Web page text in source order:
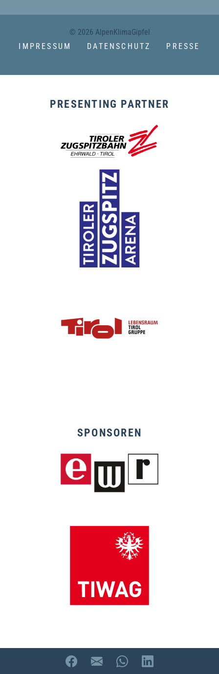
© 2026 AlpenKlimaGipfel
IMPRESSUM
DATENSCHUTZ PRESSE
PRESENTING PARTNER
SPONSOREN